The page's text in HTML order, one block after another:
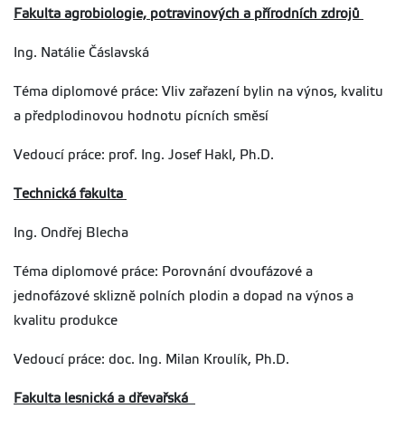
Fakulta agrobiologie, potravinových a přírodních zdrojů
Ing. Natálie Čáslavská
Téma diplomové práce: Vliv zařazení bylin na výnos, kvalitu
a předplodinovou hodnotu pícních směsí
Vedoucí práce: prof. Ing. Josef Hakl, Ph.D.
Technická fakulta
Ing. Ondřej Blecha
Téma diplomové práce: Porovnání dvoufázové a
jednofázové sklizně polních plodin a dopad na výnos a
kvalitu produkce
Vedoucí práce: doc. Ing. Milan Kroulík, Ph.D.
Fakulta lesnická a dřevařská